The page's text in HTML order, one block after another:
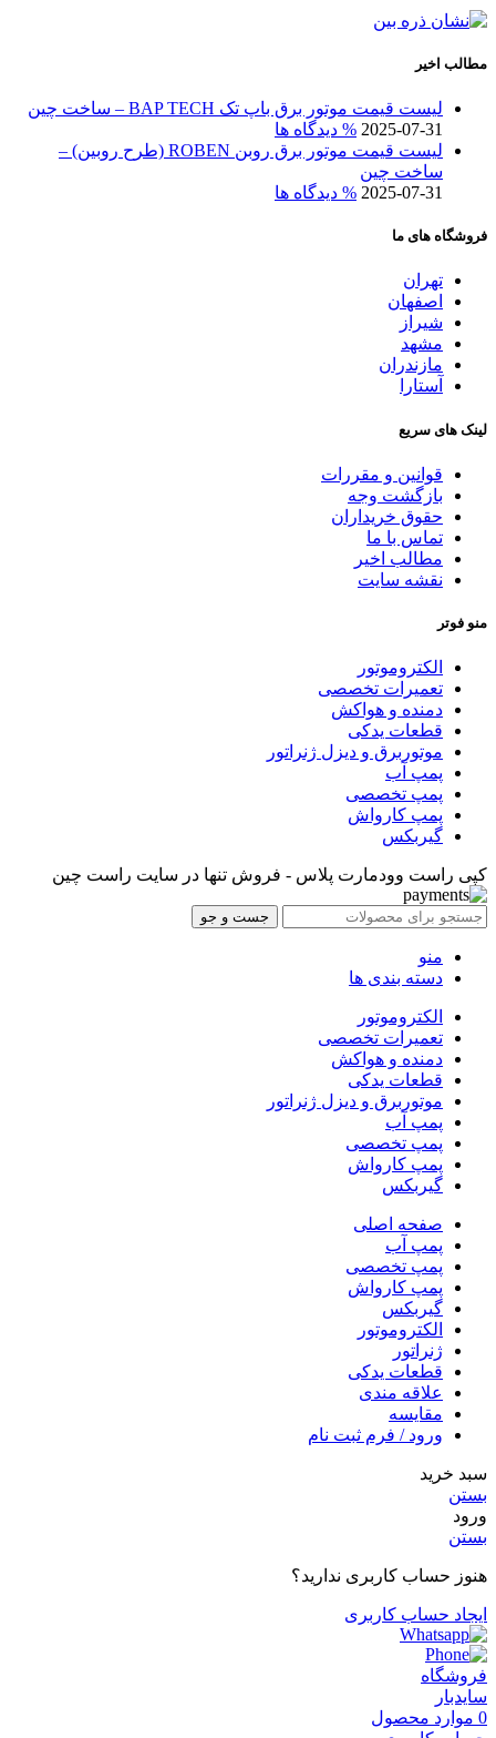
مطالب اخیر
لیست قیمت موتور برق باپ تک BAP TECH – ساخت چین
2025-07-31 % دیدگاه ها
لیست قیمت موتور برق روبن ROBEN (طرح روبین) –
ساخت چین
2025-07-31 % دیدگاه ها
فروشگاه های ما
تهران
اصفهان
شیراز
مشهد
مازندران
آستارا
لینک های سریع
قوانین و مقررات
بازگشت وجه
حقوق خریداران
تماس با ما
مطالب اخیر
نقشه سایت
منو فوتر
الکتروموتور
تعمیرات تخصصی
دمنده و هواکش
قطعات یدکی
موتوربرق و دیزل ژنراتور
پمپ آب
پمپ تخصصی
پمپ کارواش
گیربکس
کپی راست وودمارت پلاس - فروش تنها در سایت راست چین
جست و جو
منو
دسته بندی ها
الکتروموتور
تعمیرات تخصصی
دمنده و هواکش
قطعات یدکی
موتوربرق و دیزل ژنراتور
پمپ آب
پمپ تخصصی
پمپ کارواش
گیربکس
صفحه اصلی
پمپ آب
پمپ تخصصی
پمپ کارواش
گیربکس
الکتروموتور
ژنراتور
قطعات یدکی
علاقه مندی
مقایسه
ورود / فرم ثبت نام
سبد خرید
بستن
ورود
بستن
هنوز حساب کاربری ندارید؟
ایجاد حساب کاربری
فروشگاه
سایدبار
0 موارد محصول